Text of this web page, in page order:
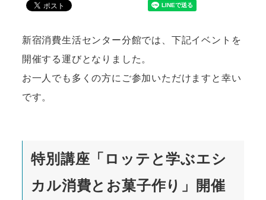
新宿消費生活センター分館では、下記イベントを
開催する運びとなりました。
お一人でも多くの方にご参加いただけますと幸い
です。
特別講座「ロッテと学ぶエシ
カル消費とお菓子作り」開催